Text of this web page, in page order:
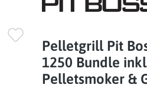
Pelletgrill Pit
1250 Bundle
Pelletsmoker &